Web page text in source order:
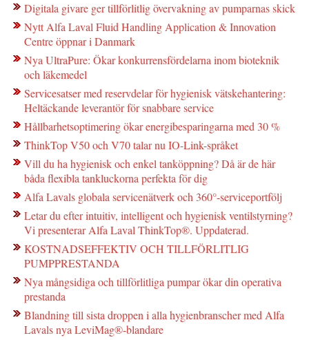
Digitala givare ger tillförlitlig övervakning av pumparnas skick
Nytt Alfa Laval Fluid Handling Application & Innovation
Centre öppnar i Danmark
Nya UltraPure: Ökar konkurrensfördelarna inom bioteknik
och läkemedel
Servicesatser med reservdelar för hygienisk vätskehantering:
Heltäckande leverantör för snabbare service
Hållbarhetsoptimering ökar energibesparingarna med 30 %
ThinkTop V50 och V70 talar nu IO-Link-språket
Vill du ha hygienisk och enkel tanköppning? Då är de här
båda flexibla tankluckorna perfekta för dig
Alfa Lavals globala servicenätverk och 360°-serviceportfölj
Letar du efter intuitiv, intelligent och hygienisk ventilstyrning?
Vi presenterar Alfa Laval ThinkTop®. Uppdaterad.
KOSTNADSEFFEKTIV OCH TILLFÖRLITLIG
PUMPPRESTANDA
Nya mångsidiga och tillförlitliga pumpar ökar din operativa
prestanda
Blandning till sista droppen i alla hygienbranscher med Alfa
Lavals nya LeviMag®-blandare